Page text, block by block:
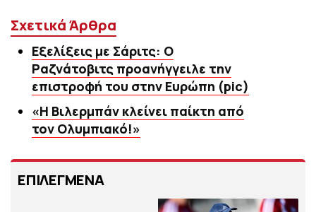
Σχετικά Άρθρα
Εξελίξεις με Σάριτς: Ο
Ραζνάτοβιτς προανήγγειλε την
επιστροφή του στην Ευρώπη (pic)
«Η Βιλερμπάν κλείνει παίκτη από
τον Ολυμπιακό!»
ΕΠΙΛΕΓΜΕΝΑ